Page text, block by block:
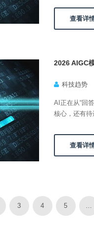
查看详
2026 AIGC
科技趋势
AI正在从“回
核心，还有待
查看详
3 4 5 …